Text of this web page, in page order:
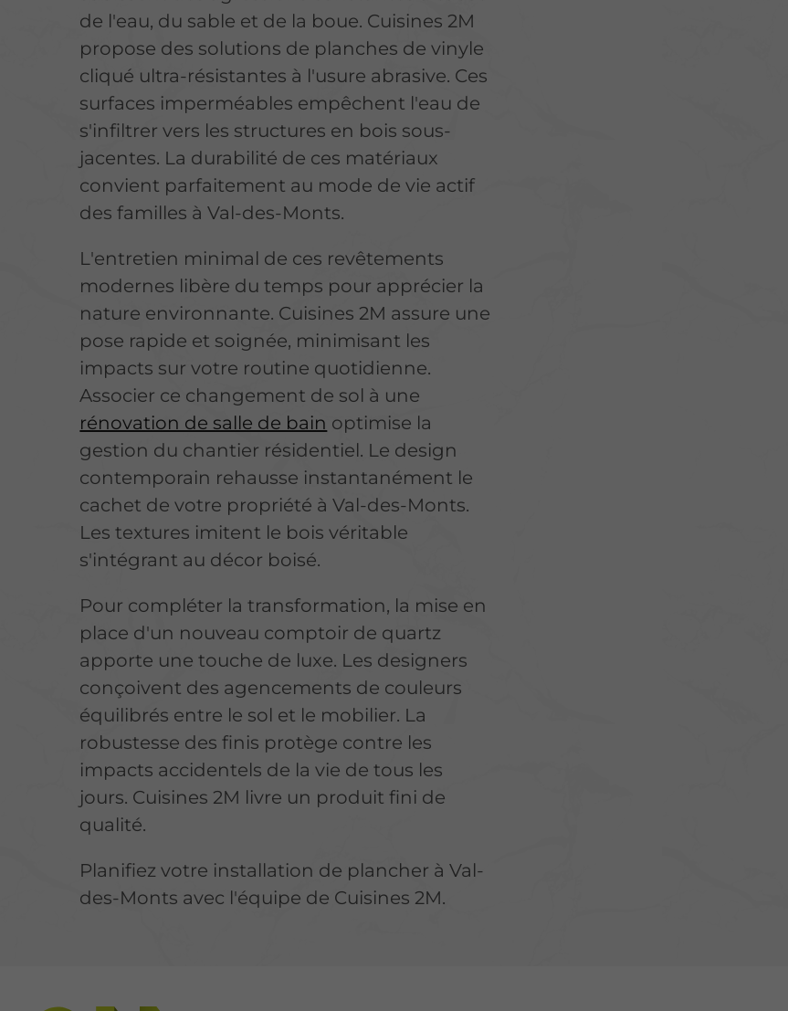
de l'eau, du sable et de la boue. Cuisines 2M
propose des solutions de planches de vinyle
cliqué ultra-résistantes à l'usure abrasive. Ces
surfaces imperméables empêchent l'eau de
s'infiltrer vers les structures en bois sous-
jacentes. La durabilité de ces matériaux
convient parfaitement au mode de vie actif
des familles à Val-des-Monts.
L'entretien minimal de ces revêtements
modernes libère du temps pour apprécier la
nature environnante. Cuisines 2M assure une
pose rapide et soignée, minimisant les
impacts sur votre routine quotidienne.
Associer ce changement de sol à une
rénovation de salle de bain optimise la
gestion du chantier résidentiel. Le design
contemporain rehausse instantanément le
cachet de votre propriété à Val-des-Monts.
Les textures imitent le bois véritable
s'intégrant au décor boisé.
Pour compléter la transformation, la mise en
place d'un nouveau comptoir de quartz
apporte une touche de luxe. Les designers
conçoivent des agencements de couleurs
équilibrés entre le sol et le mobilier. La
robustesse des finis protège contre les
impacts accidentels de la vie de tous les
jours. Cuisines 2M livre un produit fini de
qualité.
Planifiez votre installation de plancher à Val-
des-Monts avec l'équipe de Cuisines 2M.